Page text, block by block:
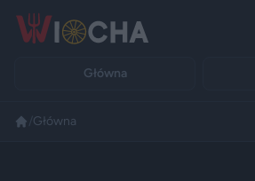
Główna
Główna